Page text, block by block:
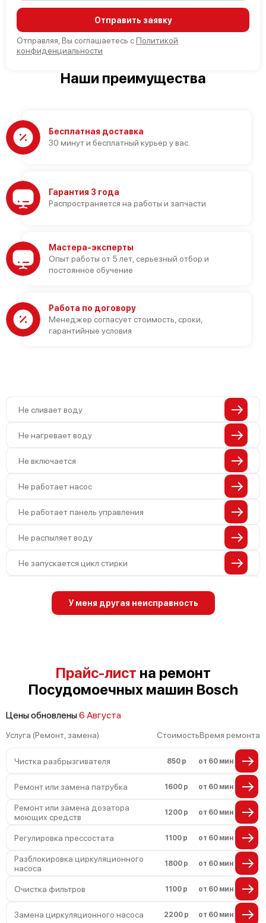
Отправить заявку
Отправляя, Вы соглашаетесь сПолитикой
конфиденциальности
Наши преимущества
Бесплатная доставка
30 минут и бесплатный курьер у вас.
Гарантия 3 года
Распространяется на работы и запчасти
Мастера-эксперты
Опыт работы от 5 лет, серьезный отбор и
постоянное обучение
Работа по договору
Менеджер согласует стоимость, сроки,
гарантийные условия
Не сливает воду
Не нагревает воду
Не включается
Не работает насос
Не работает панель управления
Не распыляет воду
Не запускается цикл стирки
Не работает сушилка
Проблемы с циркуляционным насосом
У меня другая неисправность
Прайс-лист на ремонт
Посудомоечных машин Bosch
Цены обновлены6 Августа
Услуга (Ремонт, замена) СтоимостьВремя ремонта
Чистка разбрызгивателя 850 р от 60 мин
Ремонт или замена патрубка 1600 р от 60 мин
Ремонт или замена дозатора
моющих средств
1200 р от 60 мин
Регулировка прессостата 1100 р от 60 мин
Разблокировка циркуляционного
насоса
1800 р от 60 мин
Очистка фильтров 1100 р от 60 мин
Замена циркуляционного насоса 2200 р от 60 мин